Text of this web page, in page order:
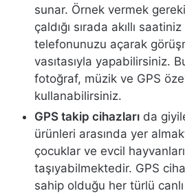
sunar. Örnek vermek
çaldığı sırada akıllı saatiniz
telefonunuzu açarak
vasıtasıyla yapabilirsiniz.
fotoğraf, müzik ve GPS
kullanabilirsiniz.
GPS takip cihazları da
ürünleri arasında yer
çocuklar ve evcil
taşıyabilmektedir. GPS
sahip olduğu her türlü